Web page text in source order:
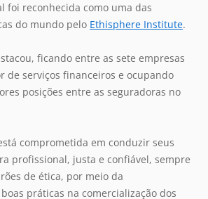
foi reconhecida como uma das
do mundo pelo Ethisphere Institute.
ficando entre as sete empresas
de serviços financeiros e ocupando
posições entre as seguradoras no
comprometida em conduzir seus
profissional, justa e confiável, sempre
de ética, por meio da
práticas na comercialização dos